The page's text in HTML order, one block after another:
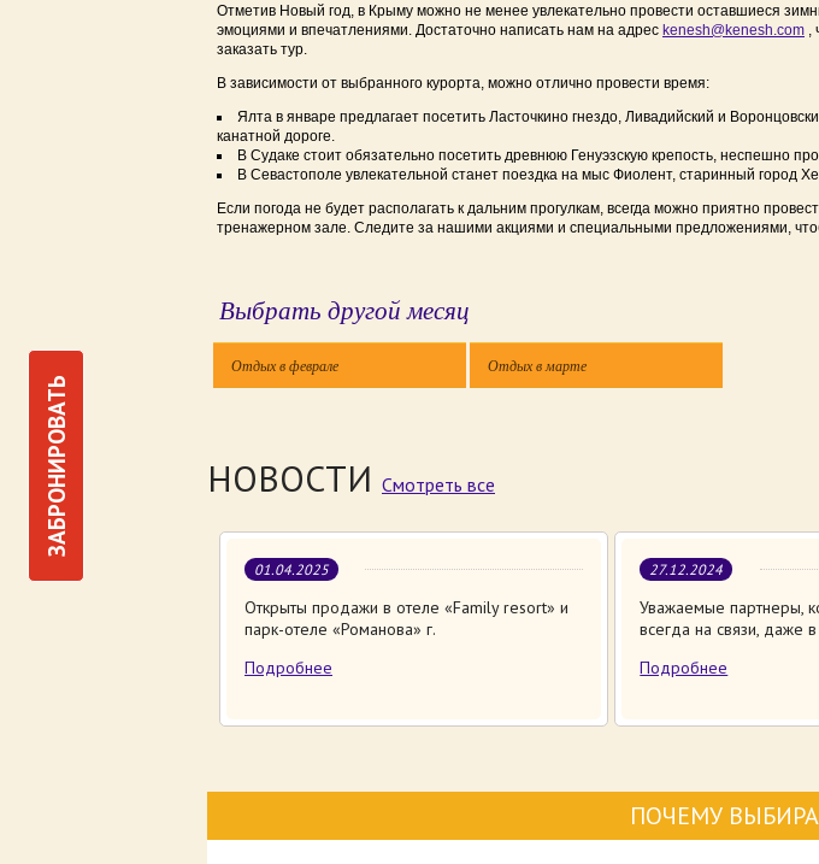
ЗАБРОНИРОВАТЬ
Отметив Новый год, в Крыму можно не менее увлекательно провести оставшиеся
эмоциями и впечатлениями. Достаточно написать нам на адрес kenesh@kenesh.com
заказать тур.
В зависимости от выбранного курорта, можно отлично провести время:
Ялта в январе предлагает посетить Ласточкино гнездо, Ливадийский и
канатной дороге.
В Судаке стоит обязательно посетить древнюю Генуэзскую крепость, неспешно
В Севастополе увлекательной станет поездка на мыс Фиолент, старинный город
Если погода не будет располагать к дальним прогулкам, всегда можно приятно
тренажерном зале. Следите за нашими акциями и специальными предложениями,
Выбрать другой месяц
Отдых в феврале Отдых в марте
НОВОСТИ Смотреть все
01.04.2025
Открыты продажи в отеле «Family resort» и
парк-отеле «Романова» г.
Подробнее
27.12.2024
Уважаемые партнеры,
всегда на связи, даже
Подробнее
ПОЧЕМУ